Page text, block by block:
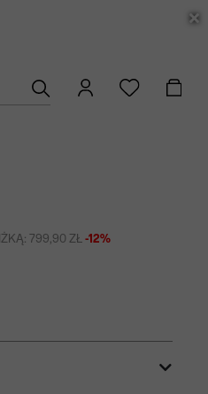
799,90 ZŁ -12%